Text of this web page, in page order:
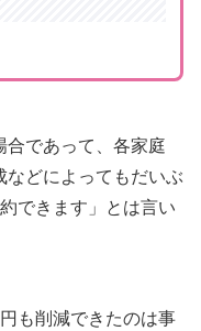
合であって、各家庭
などによってもだいぶ
できます」とは言い
も削減できたのは事